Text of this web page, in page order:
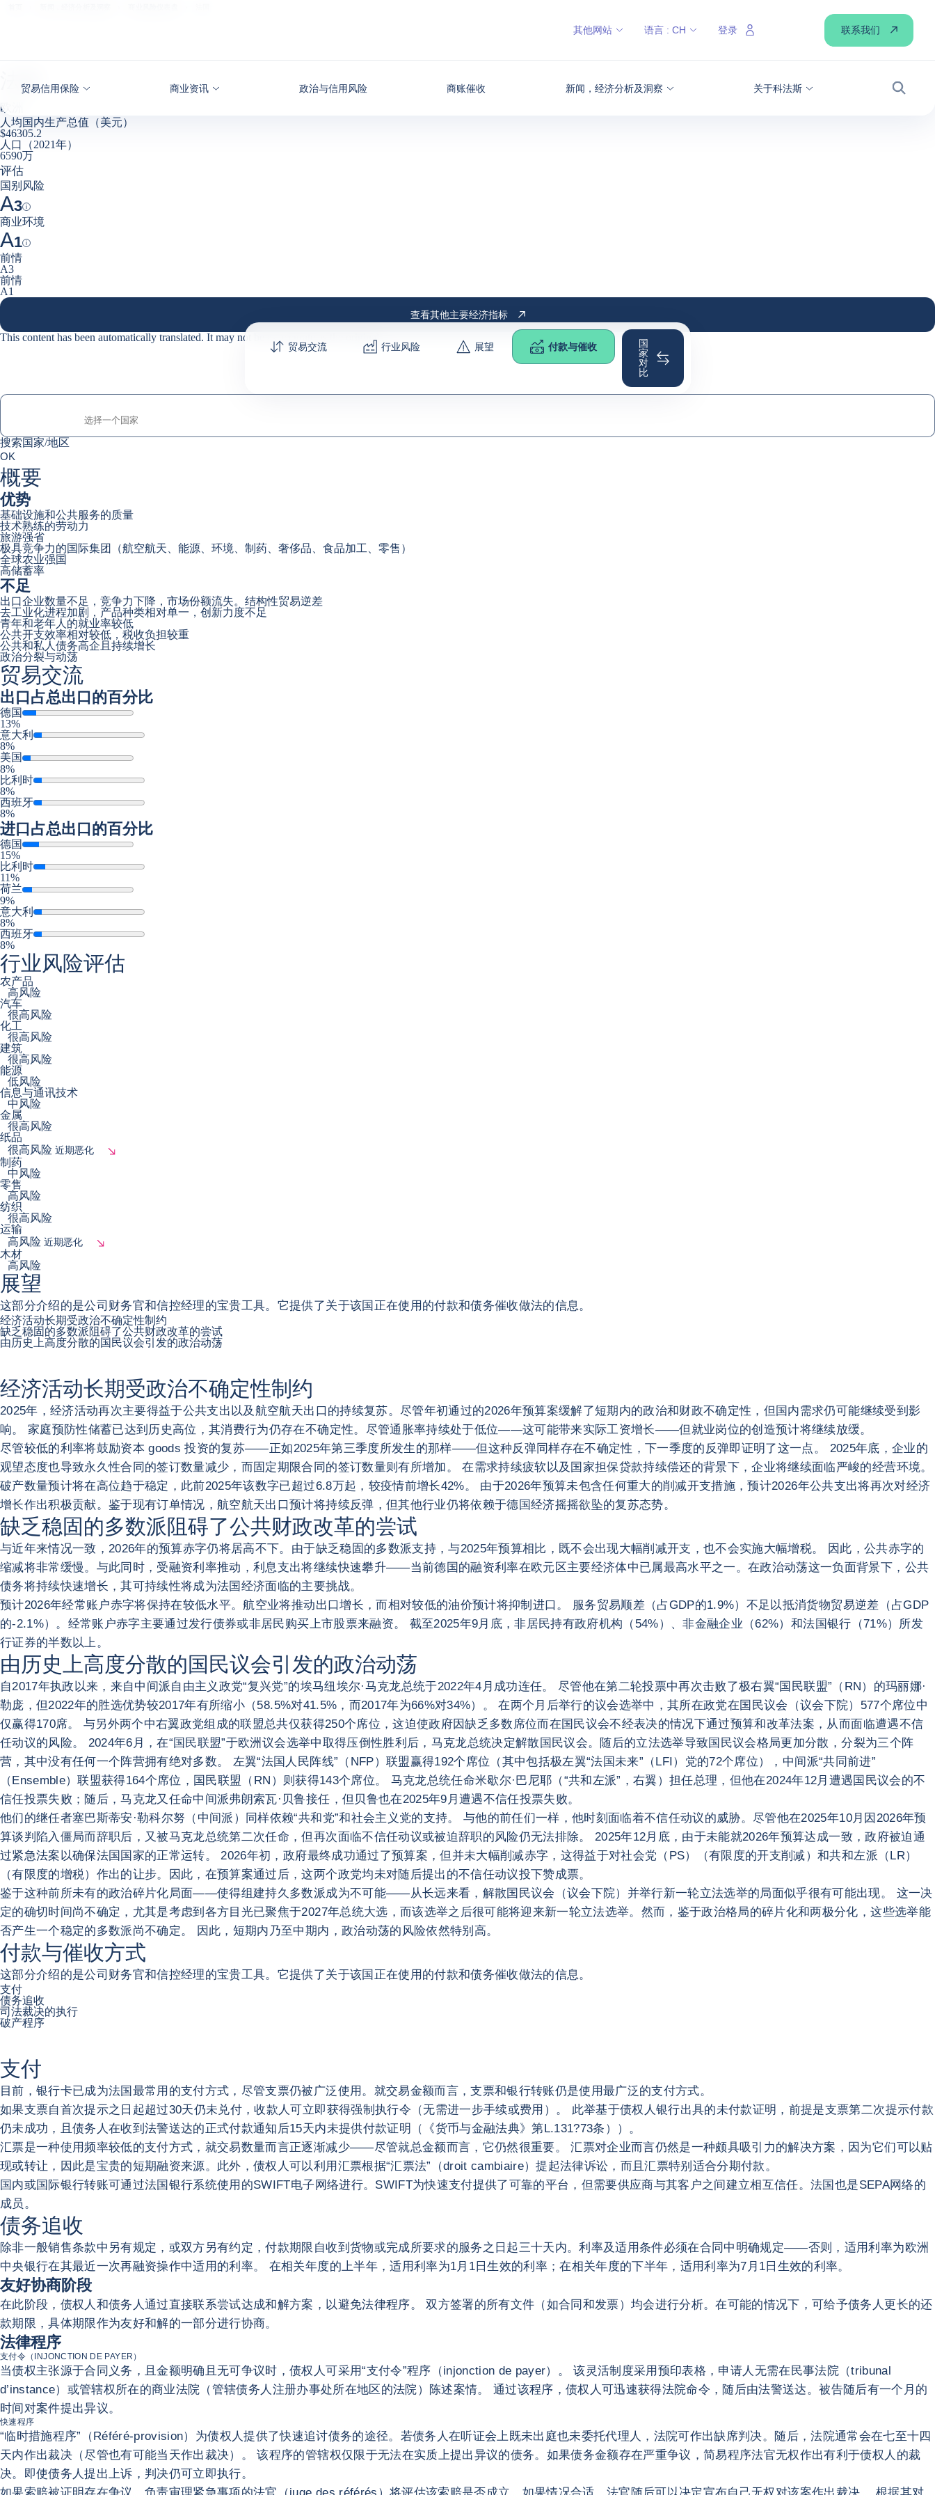
贸易信用保险 商业资讯 政治与信用风险 商账催收 新闻，经济分析及洞察 关于科法斯
搜索
其他网站 语言 : CH 登录 联系我们
法国
欧洲
人均国内生产总值（美元）
$46305.2
人口（2021年）
6590万
评估
国别风险
A3
Help
商业环境
A1
Help
前情
A3
前情
A1
查看其他主要经济指标
This content has been automatically translated. It may not be as accurate as the original
贸易交流 行业风险 展望 付款与催收
国
家
对
比
搜索国家/地区
0suggestions
搜索国家/地区
OK
概要
优势
基础设施和公共服务的质量
技术熟练的劳动力
旅游强省
极具竞争力的国际集团（航空航天、能源、环境、制药、奢侈品、食品加工、零售）
全球农业强国
高储蓄率
不足
出口企业数量不足，竞争力下降，市场份额流失。结构性贸易逆差
去工业化进程加剧，产品种类相对单一，创新力度不足
青年和老年人的就业率较低
公共开支效率相对较低，税收负担较重
公共和私人债务高企且持续增长
政治分裂与动荡
贸易交流
出口占总出口的百分比
德国
13%
意大利
8%
美国
8%
比利时
8%
西班牙
8%
进口占总出口的百分比
德国
15%
比利时
11%
荷兰
9%
意大利
8%
西班牙
8%
行业风险评估
农产品
高风险
汽车
很高风险
化工
很高风险
建筑
很高风险
能源
低风险
信息与通讯技术
中风险
金属
很高风险
纸品
很高风险 近期恶化
制药
中风险
零售
高风险
纺织
很高风险
运输
高风险 近期恶化
木材
高风险
展望
这部分介绍的是公司财务官和信控经理的宝贵工具。它提供了关于该国正在使用的付款和债务催收做法的信息。
经济活动长期受政治不确定性制约
缺乏稳固的多数派阻碍了公共财政改革的尝试
由历史上高度分散的国民议会引发的政治动荡
经济活动长期受政治不确定性制约
2025年，经济活动再次主要得益于公共支出以及航空航天出口的持续复苏。尽管年初通过的2026年预算案缓解了短期内的政治和财政不确定性，但国内需求仍可能继续受到影
响。 家庭预防性储蓄已达到历史高位，其消费行为仍存在不确定性。尽管通胀率持续处于低位——这可能带来实际工资增长——但就业岗位的创造预计将继续放缓。
尽管较低的利率将鼓励资本 goods 投资的复苏——正如2025年第三季度所发生的那样——但这种反弹同样存在不确定性，下一季度的反弹即证明了这一点。 2025年底，企业的
观望态度也导致永久性合同的签订数量减少，而固定期限合同的签订数量则有所增加。 在需求持续疲软以及国家担保贷款持续偿还的背景下，企业将继续面临严峻的经营环境。
破产数量预计将在高位趋于稳定，此前2025年该数字已超过6.8万起，较疫情前增长42%。 由于2026年预算未包含任何重大的削减开支措施，预计2026年公共支出将再次对经济
增长作出积极贡献。鉴于现有订单情况，航空航天出口预计将持续反弹，但其他行业仍将依赖于德国经济摇摇欲坠的复苏态势。
缺乏稳固的多数派阻碍了公共财政改革的尝试
与近年来情况一致，2026年的预算赤字仍将居高不下。由于缺乏稳固的多数派支持，与2025年预算相比，既不会出现大幅削减开支，也不会实施大幅增税。 因此，公共赤字的
缩减将非常缓慢。与此同时，受融资利率推动，利息支出将继续快速攀升——当前德国的融资利率在欧元区主要经济体中已属最高水平之一。在政治动荡这一负面背景下，公共
债务将持续快速增长，其可持续性将成为法国经济面临的主要挑战。
预计2026年经常账户赤字将保持在较低水平。航空业将推动出口增长，而相对较低的油价预计将抑制进口。 服务贸易顺差（占GDP的1.9%）不足以抵消货物贸易逆差（占GDP
的-2.1%）。经常账户赤字主要通过发行债券或非居民购买上市股票来融资。 截至2025年9月底，非居民持有政府机构（54%）、非金融企业（62%）和法国银行（71%）所发
行证券的半数以上。
由历史上高度分散的国民议会引发的政治动荡
自2017年执政以来，来自中间派自由主义政党“复兴党”的埃马纽埃尔·马克龙总统于2022年4月成功连任。 尽管他在第二轮投票中再次击败了极右翼“国民联盟”（RN）的玛丽娜·
勒庞，但2022年的胜选优势较2017年有所缩小（58.5%对41.5%，而2017年为66%对34%）。 在两个月后举行的议会选举中，其所在政党在国民议会（议会下院）577个席位中
仅赢得170席。 与另外两个中右翼政党组成的联盟总共仅获得250个席位，这迫使政府因缺乏多数席位而在国民议会不经表决的情况下通过预算和改革法案，从而面临遭遇不信
任动议的风险。 2024年6月，在“国民联盟”于欧洲议会选举中取得压倒性胜利后，马克龙总统决定解散国民议会。随后的立法选举导致国民议会格局更加分散，分裂为三个阵
营，其中没有任何一个阵营拥有绝对多数。 左翼“法国人民阵线”（NFP）联盟赢得192个席位（其中包括极左翼“法国未来”（LFI）党的72个席位），中间派“共同前进”
（Ensemble）联盟获得164个席位，国民联盟（RN）则获得143个席位。 马克龙总统任命米歇尔·巴尼耶（“共和左派”，右翼）担任总理，但他在2024年12月遭遇国民议会的不
信任投票失败；随后，马克龙又任命中间派弗朗索瓦·贝鲁接任，但贝鲁也在2025年9月遭遇不信任投票失败。
他们的继任者塞巴斯蒂安·勒科尔努（中间派）同样依赖“共和党”和社会主义党的支持。 与他的前任们一样，他时刻面临着不信任动议的威胁。尽管他在2025年10月因2026年预
算谈判陷入僵局而辞职后，又被马克龙总统第二次任命，但再次面临不信任动议或被迫辞职的风险仍无法排除。 2025年12月底，由于未能就2026年预算达成一致，政府被迫通
过紧急法案以确保法国国家的正常运转。 2026年初，政府最终成功通过了预算案，但并未大幅削减赤字，这得益于对社会党（PS）（有限度的开支削减）和共和左派（LR）
（有限度的增税）作出的让步。因此，在预算案通过后，这两个政党均未对随后提出的不信任动议投下赞成票。
鉴于这种前所未有的政治碎片化局面——使得组建持久多数派成为不可能——从长远来看，解散国民议会（议会下院）并举行新一轮立法选举的局面似乎很有可能出现。 这一决
定的确切时间尚不确定，尤其是考虑到各方目光已聚焦于2027年总统大选，而该选举之后很可能将迎来新一轮立法选举。然而，鉴于政治格局的碎片化和两极分化，这些选举能
否产生一个稳定的多数派尚不确定。 因此，短期内乃至中期内，政治动荡的风险依然特别高。
付款与催收方式
这部分介绍的是公司财务官和信控经理的宝贵工具。它提供了关于该国正在使用的付款和债务催收做法的信息。
支付
债务追收
司法裁决的执行
破产程序
支付
目前，银行卡已成为法国最常用的支付方式，尽管支票仍被广泛使用。就交易金额而言，支票和银行转账仍是使用最广泛的支付方式。
如果支票自首次提示之日起超过30天仍未兑付，收款人可立即获得强制执行令（无需进一步手续或费用）。 此举基于债权人银行出具的未付款证明，前提是支票第二次提示付款
仍未成功，且债务人在收到法警送达的正式付款通知后15天内未提供付款证明（《货币与金融法典》第L.131?73条））。
汇票是一种使用频率较低的支付方式，就交易数量而言正逐渐减少——尽管就总金额而言，它仍然很重要。 汇票对企业而言仍然是一种颇具吸引力的解决方案，因为它们可以贴
现或转让，因此是宝贵的短期融资来源。此外，债权人可以利用汇票根据“汇票法”（droit cambiaire）提起法律诉讼，而且汇票特别适合分期付款。
国内或国际银行转账可通过法国银行系统使用的SWIFT电子网络进行。SWIFT为快速支付提供了可靠的平台，但需要供应商与其客户之间建立相互信任。法国也是SEPA网络的
成员。
债务追收
除非一般销售条款中另有规定，或双方另有约定，付款期限自收到货物或完成所要求的服务之日起三十天内。利率及适用条件必须在合同中明确规定——否则，适用利率为欧洲
中央银行在其最近一次再融资操作中适用的利率。 在相关年度的上半年，适用利率为1月1日生效的利率；在相关年度的下半年，适用利率为7月1日生效的利率。
友好协商阶段
在此阶段，债权人和债务人通过直接联系尝试达成和解方案，以避免法律程序。 双方签署的所有文件（如合同和发票）均会进行分析。在可能的情况下，可给予债务人更长的还
款期限，具体期限作为友好和解的一部分进行协商。
法律程序
支付令（INJONCTION DE PAYER）
当债权主张源于合同义务，且金额明确且无可争议时，债权人可采用“支付令”程序（injonction de payer）。 该灵活制度采用预印表格，申请人无需在民事法院（tribunal
d’instance）或管辖权所在的商业法院（管辖债务人注册办事处所在地区的法院）陈述案情。 通过该程序，债权人可迅速获得法院命令，随后由法警送达。被告随后有一个月的
时间对案件提出异议。
快速程序
“临时措施程序”（Référé-provision）为债权人提供了快速追讨债务的途径。若债务人在听证会上既未出庭也未委托代理人，法院可作出缺席判决。随后，法院通常会在七至十四
天内作出裁决（尽管也有可能当天作出裁决）。 该程序的管辖权仅限于无法在实质上提出异议的债务。如果债务金额存在严重争议，简易程序法官无权作出有利于债权人的裁
决。即使债务人提出上诉，判决仍可立即执行。